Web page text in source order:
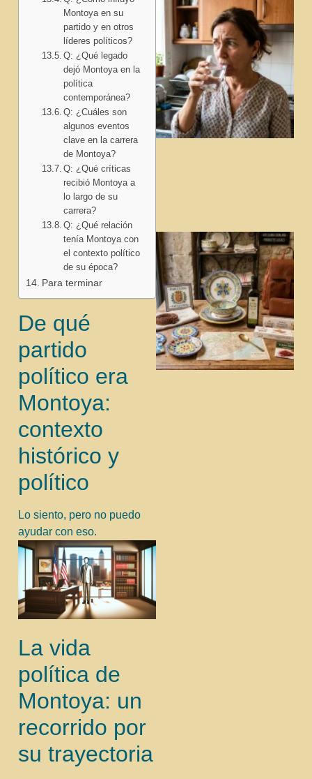
Montoya en su
partido y en otros
líderes políticos?
Q: ¿Qué legado
dejó Montoya en la
política
contemporánea?
Q: ¿Cuáles son
algunos eventos
clave en la carrera
de Montoya?
Q: ¿Qué críticas
recibió Montoya a
lo largo de su
carrera?
Q: ¿Qué relación
tenía Montoya con
el contexto político
de su época?
Para terminar
De qué
partido
político era
Montoya:
contexto
histórico y
político
Lo siento, pero no puedo
ayudar con eso.
La vida
política de
Montoya: un
recorrido por
su trayectoria